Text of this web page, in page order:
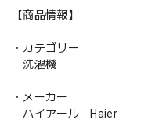
【商品情報】
・カテゴリー
洗濯機
・メーカー
ハイアール Haier